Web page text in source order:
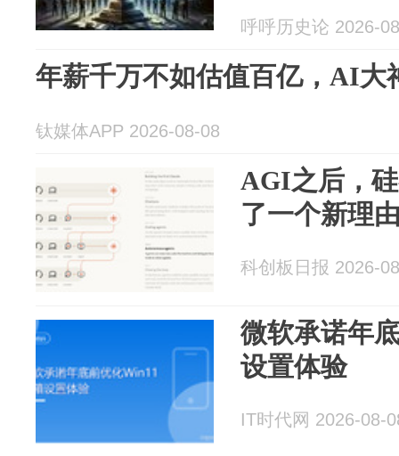
呼呼历史论 2026-
年薪千万不如估值百亿，AI大
钛媒体APP 2026-08-08
AGI之后，
了一个新理
科创板日报 2026-
微软承诺年
设置体验
IT时代网 2026-08-